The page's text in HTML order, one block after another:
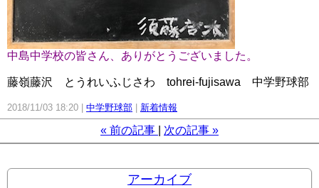
中島中学校の皆さん、ありがとうございました。
藤嶺藤沢 とうれいふじさわ tohrei-fujisawa 中学野球部
2018/11/03 18:20 中学野球部 新着情報
« 前の記事 次の記事 »
アーカイブ